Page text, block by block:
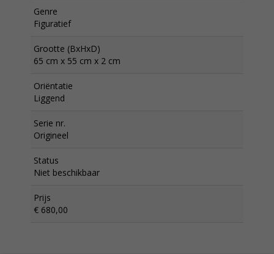
Genre
Figuratief
Grootte (BxHxD)
65 cm x 55 cm x 2 cm
Oriëntatie
Liggend
Serie nr.
Origineel
Status
Niet beschikbaar
Prijs
€ 680,00